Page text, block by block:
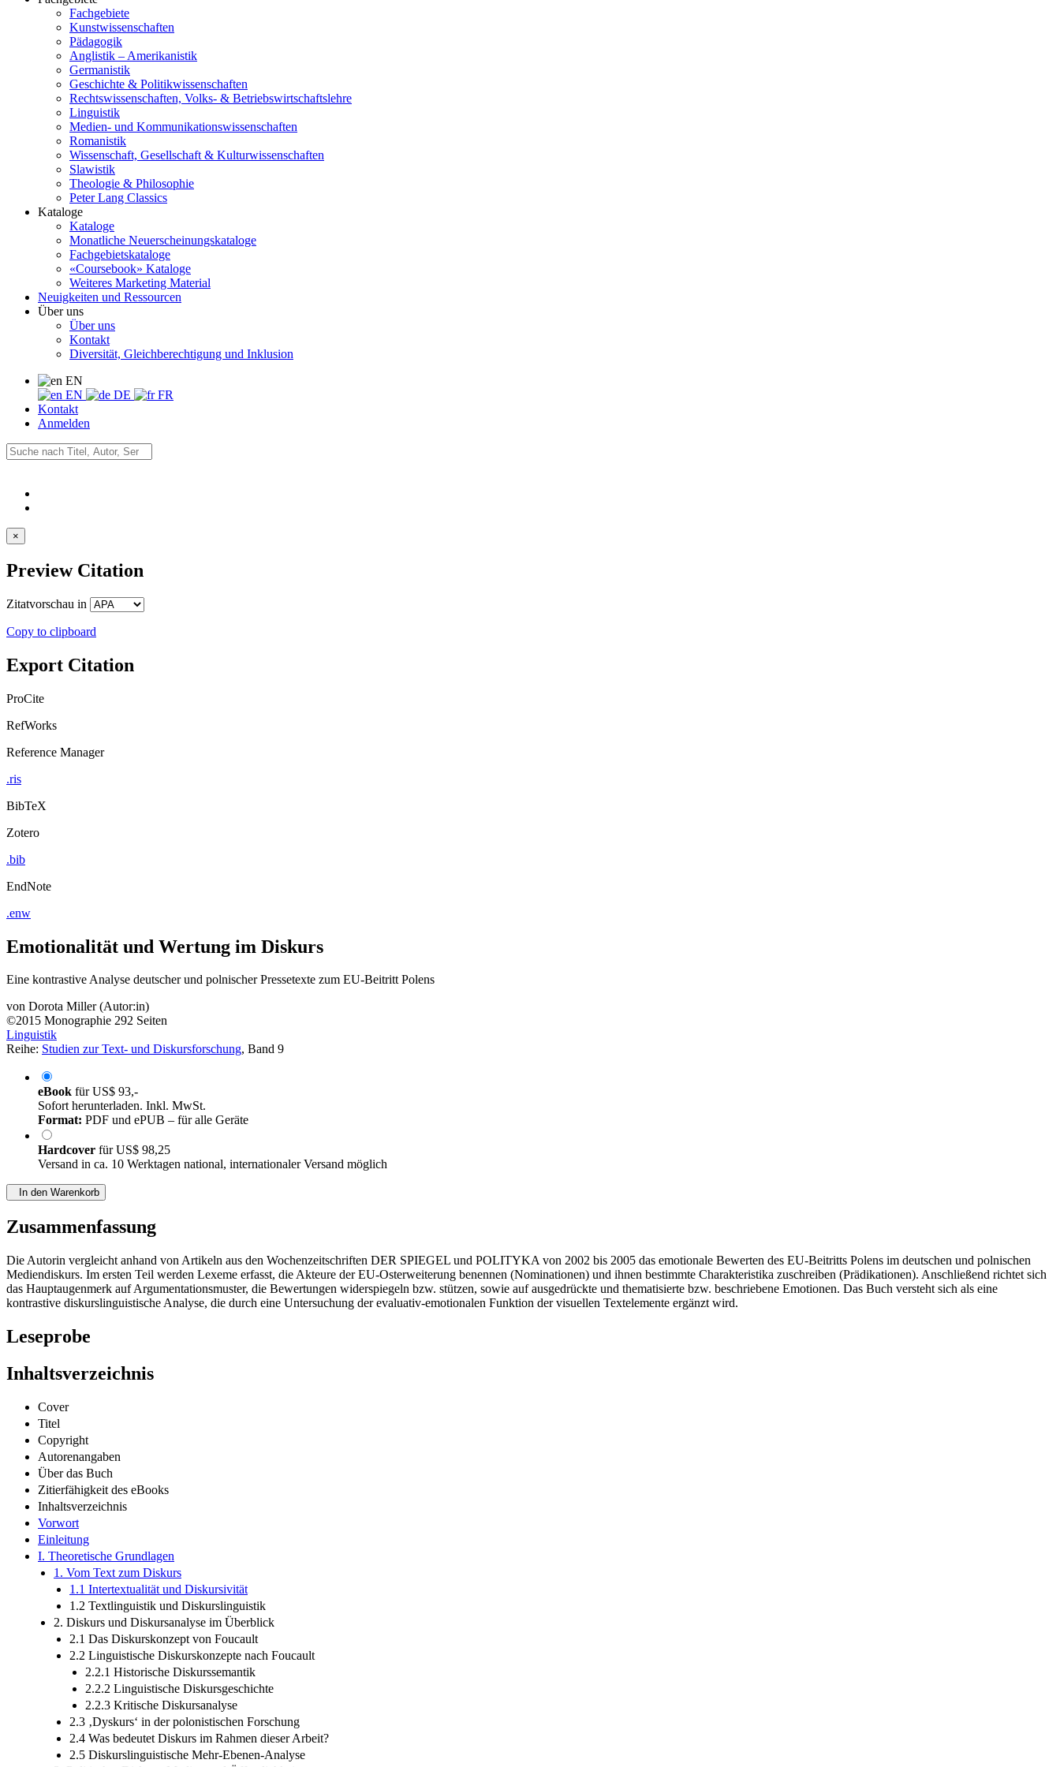
Fachgebiete
Kunstwissenschaften
Pädagogik
Anglistik – Amerikanistik
Germanistik
Geschichte & Politikwissenschaften
Rechtswissenschaften, Volks- & Betriebswirtschaftslehre
Linguistik
Medien- und Kommunikationswissenschaften
Romanistik
Wissenschaft, Gesellschaft & Kulturwissenschaften
Slawistik
Theologie & Philosophie
Peter Lang Classics
Kataloge
Kataloge
Monatliche Neuerscheinungskataloge
Fachgebietskataloge
«Coursebook» Kataloge
Weiteres Marketing Material
Neuigkeiten und Ressourcen
Über uns
Über uns
Kontakt
Diversität, Gleichberechtigung und Inklusion
EN
EN
DE
FR
Kontakt
Anmelden
×
Preview Citation
Zitatvorschau in
Copy to clipboard
Export Citation
ProCite
RefWorks
Reference Manager
.ris
BibTeX
Zotero
.bib
EndNote
.enw
Emotionalität und Wertung im Diskurs
Eine kontrastive Analyse deutscher und polnischer Pressetexte zum EU-Beitritt Polens
von Dorota Miller (Autor:in)
©2015 Monographie 292 Seiten
Linguistik
Reihe: Studien zur Text- und Diskursforschung, Band 9
eBook fürUS$ 93,-
Sofort herunterladen. Inkl. MwSt.
Format: PDF und ePUB – für alle Geräte
Hardcover fürUS$ 98,25
Versand in ca. 10 Werktagen national, internationaler Versand möglich
In den Warenkorb
Zusammenfassung
Die Autorin vergleicht anhand von Artikeln aus den Wochenzeitschriften DER SPIEGEL und POLITYKA von 2002 bis 2005 das emotionale Bewerten des EU-Beitritts Polens im deutschen und polnischen
Mediendiskurs. Im ersten Teil werden Lexeme erfasst, die Akteure der EU-Osterweiterung benennen (Nominationen) und ihnen bestimmte Charakteristika zuschreiben (Prädikationen). Anschließend richtet sich
das Hauptaugenmerk auf Argumentationsmuster, die Bewertungen widerspiegeln bzw. stützen, sowie auf ausgedrückte und thematisierte bzw. beschriebene Emotionen. Das Buch versteht sich als eine
kontrastive diskurslinguistische Analyse, die durch eine Untersuchung der evaluativ-emotionalen Funktion der visuellen Textelemente ergänzt wird.
Leseprobe
Inhaltsverzeichnis
Cover
Titel
Copyright
Autorenangaben
Über das Buch
Zitierfähigkeit des eBooks
Inhaltsverzeichnis
Vorwort
Einleitung
I. Theoretische Grundlagen
1. Vom Text zum Diskurs
1.1 Intertextualität und Diskursivität
1.2 Textlinguistik und Diskurslinguistik
2. Diskurs und Diskursanalyse im Überblick
2.1 Das Diskurskonzept von Foucault
2.2 Linguistische Diskurskonzepte nach Foucault
2.2.1 Historische Diskurssemantik
2.2.2 Linguistische Diskursgeschichte
2.2.3 Kritische Diskursanalyse
2.3 ‚Dyskurs‘ in der polonistischen Forschung
2.4 Was bedeutet Diskurs im Rahmen dieser Arbeit?
2.5 Diskurslinguistische Mehr-Ebenen-Analyse